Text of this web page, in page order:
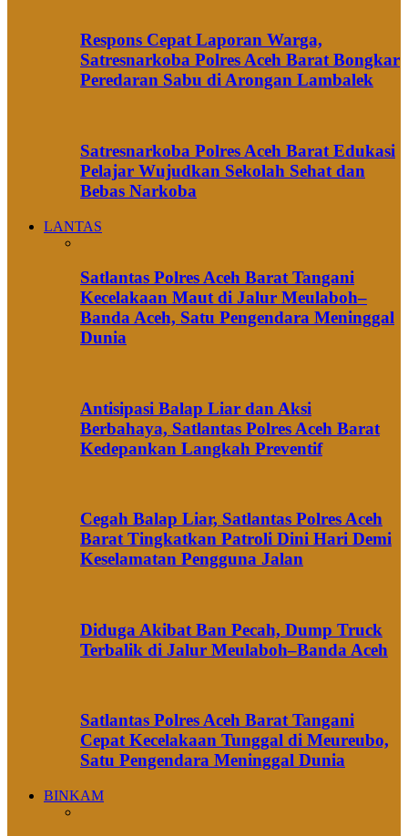
Respons Cepat Laporan Warga,
Satresnarkoba Polres Aceh Barat Bongkar
Peredaran Sabu di Arongan Lambalek
Satresnarkoba Polres Aceh Barat Edukasi
Pelajar Wujudkan Sekolah Sehat dan
Bebas Narkoba
LANTAS
Satlantas Polres Aceh Barat Tangani
Kecelakaan Maut di Jalur Meulaboh–
Banda Aceh, Satu Pengendara Meninggal
Dunia
Antisipasi Balap Liar dan Aksi
Berbahaya, Satlantas Polres Aceh Barat
Kedepankan Langkah Preventif
Cegah Balap Liar, Satlantas Polres Aceh
Barat Tingkatkan Patroli Dini Hari Demi
Keselamatan Pengguna Jalan
Diduga Akibat Ban Pecah, Dump Truck
Terbalik di Jalur Meulaboh–Banda Aceh
Satlantas Polres Aceh Barat Tangani
Cepat Kecelakaan Tunggal di Meureubo,
Satu Pengendara Meninggal Dunia
BINKAM